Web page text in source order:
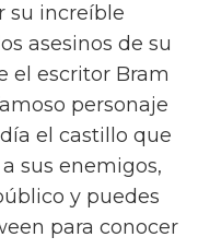
su increíble
asesinos de su
el escritor Bram
personaje
el castillo que
sus enemigos,
y puedes
para conocer